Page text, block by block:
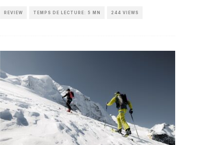
REVIEW TEMPS DE LECTURE: 5 MN 244 VIEWS